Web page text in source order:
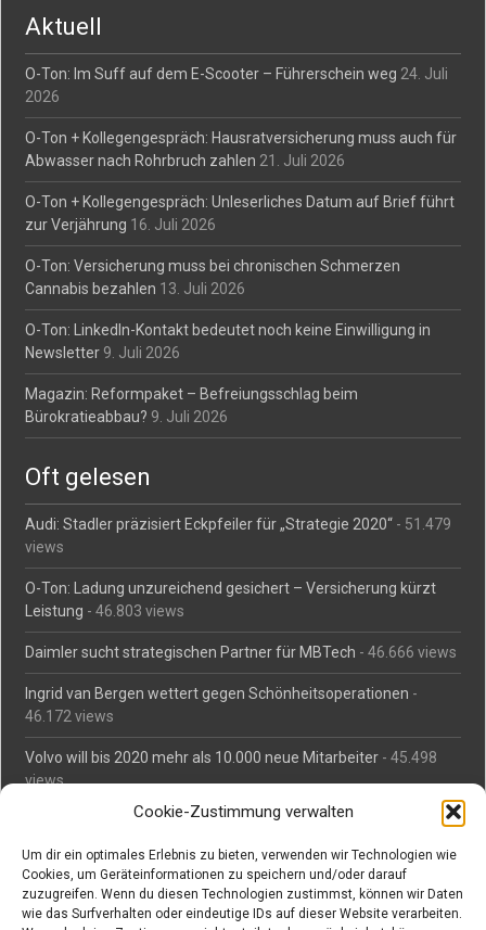
Cookie-Zustimmung verwalten
Um dir ein optimales Erlebnis zu bieten, verwenden wir Technologien wie
Cookies, um Geräteinformationen zu speichern und/oder darauf
zuzugreifen. Wenn du diesen Technologien zustimmst, können wir Daten
wie das Surfverhalten oder eindeutige IDs auf dieser Website verarbeiten.
Aktuell
O-Ton: Im Suff auf dem E-Scooter – Führerschein weg 24. Juli
2026
O-Ton + Kollegengespräch: Hausratversicherung muss auch für
Abwasser nach Rohrbruch zahlen 21. Juli 2026
O-Ton + Kollegengespräch: Unleserliches Datum auf Brief führt
zur Verjährung 16. Juli 2026
O-Ton: Versicherung muss bei chronischen Schmerzen
Cannabis bezahlen 13. Juli 2026
O-Ton: LinkedIn-Kontakt bedeutet noch keine Einwilligung in
Newsletter 9. Juli 2026
Magazin: Reformpaket – Befreiungsschlag beim
Bürokratieabbau? 9. Juli 2026
Oft gelesen
Audi: Stadler präzisiert Eckpfeiler für „Strategie 2020“ - 51.479
views
O-Ton: Ladung unzureichend gesichert – Versicherung kürzt
Leistung - 46.803 views
Daimler sucht strategischen Partner für MBTech - 46.666 views
Ingrid van Bergen wettert gegen Schönheitsoperationen -
46.172 views
Volvo will bis 2020 mehr als 10.000 neue Mitarbeiter - 45.498
views
Mäßiges Interesse an Daimlers MBtech- 44.717 views
O-Ton: Wer muss Schaden für abgedriftete Silvesterraketen
zahlen? - 42.390 views